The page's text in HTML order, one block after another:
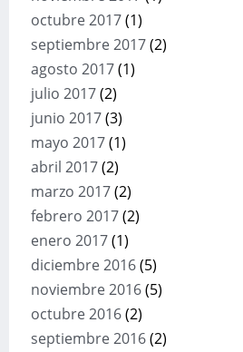
octubre 2017(1)
septiembre 2017(2)
agosto 2017(1)
julio 2017(2)
junio 2017(3)
mayo 2017(1)
abril 2017(2)
marzo 2017(2)
febrero 2017(2)
enero 2017(1)
diciembre 2016(5)
noviembre 2016(5)
octubre 2016(2)
septiembre 2016(2)